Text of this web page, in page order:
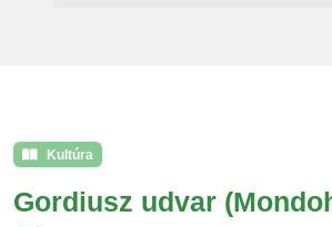
Kultúra
Gordiusz udvar